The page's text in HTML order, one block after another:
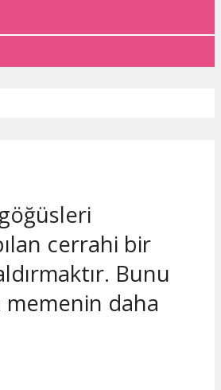
cerrahi bir
Bunu
memenin daha